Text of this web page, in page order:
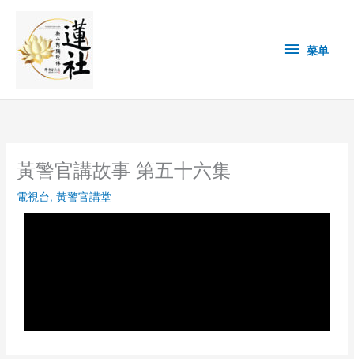
content
单 菜单
黃警官講故事 第五十六集
電視台,黃警官講堂